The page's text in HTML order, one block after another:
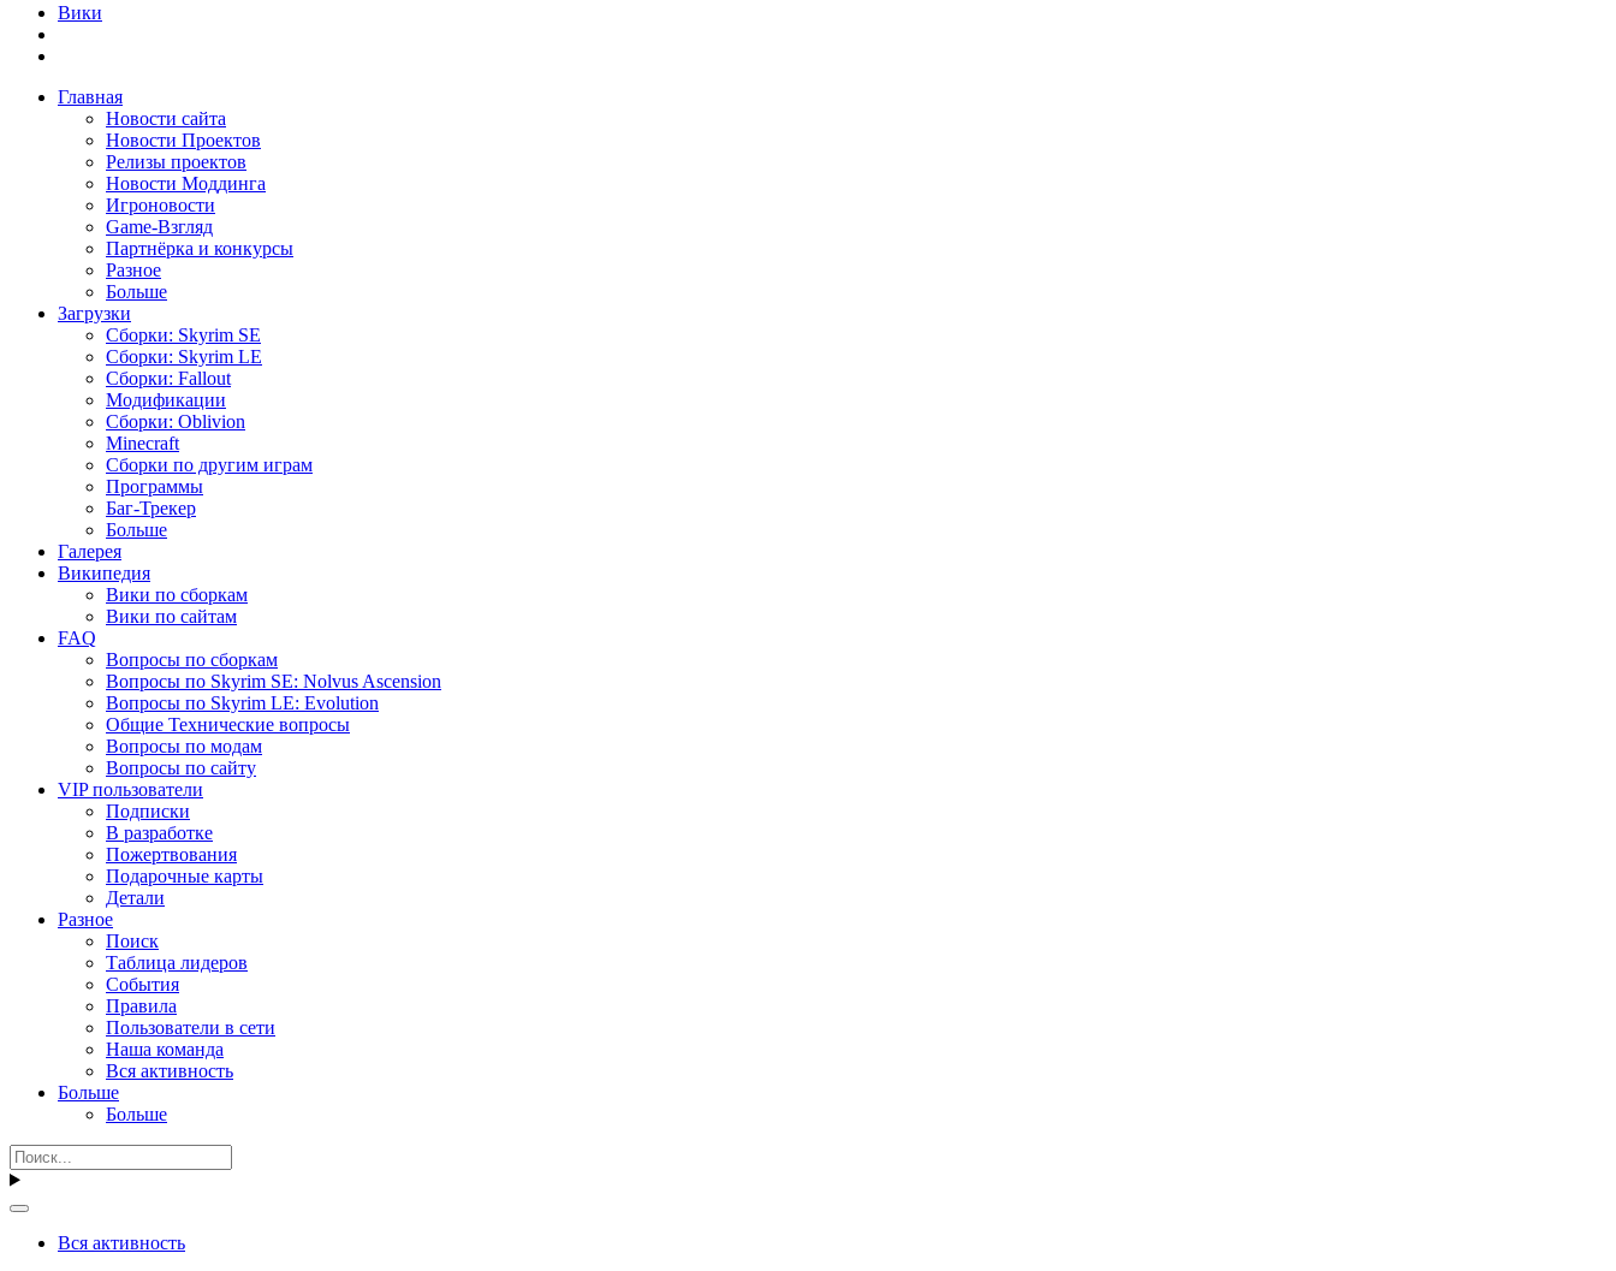
Вики
Главная
Новости сайта
Новости Проектов
Релизы проектов
Новости Моддинга
Игроновости
Game-Взгляд
Партнёрка и конкурсы
Разное
Больше
Загрузки
Сборки: Skyrim SE
Сборки: Skyrim LE
Сборки: Fallout
Модификации
Сборки: Oblivion
Minecraft
Сборки по другим играм
Программы
Баг-Трекер
Больше
Галерея
Википедия
Вики по сборкам
Вики по сайтам
FAQ
Вопросы по сборкам
Вопросы по Skyrim SE: Nolvus Ascension
Вопросы по Skyrim LE: Evolution
Общие Технические вопросы
Вопросы по модам
Вопросы по сайту
VIP пользователи
Подписки
В разработке
Пожертвования
Подарочные карты
Детали
Разное
Поиск
Таблица лидеров
События
Правила
Пользователи в сети
Наша команда
Вся активность
Больше
Больше
Вся активность